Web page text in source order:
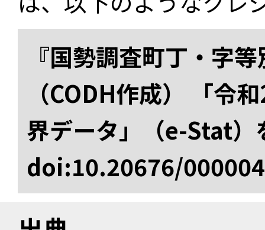
『国勢調査町丁・字
（CODH作成） 「令
界データ」（e-Stat）
doi:10.20676/